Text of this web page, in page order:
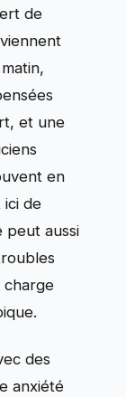
de
et une
en
ici de
peut aussi
charge
des
anxiété